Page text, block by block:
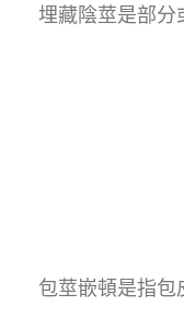
埋藏陰莖是部分
包莖嵌頓是指包